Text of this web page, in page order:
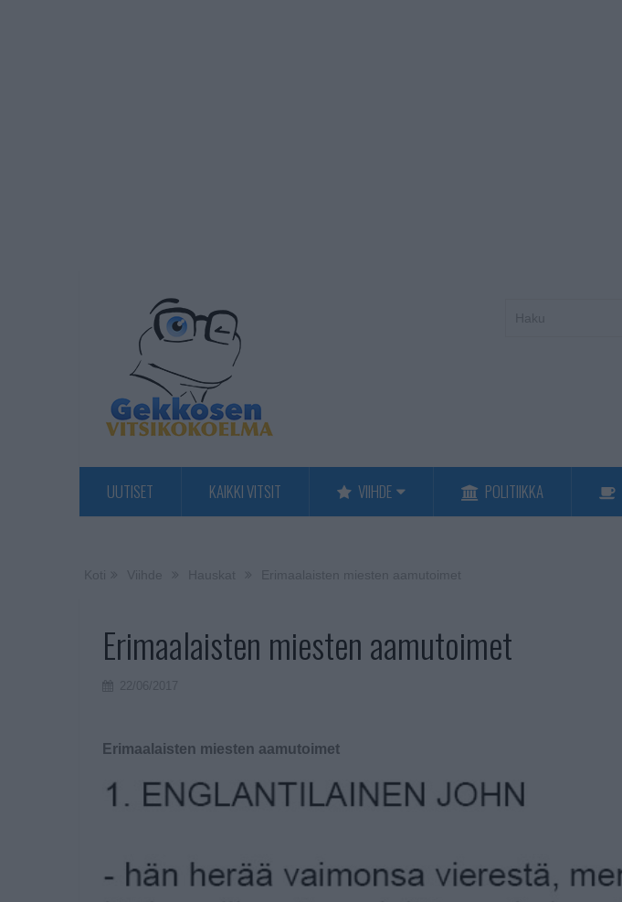
UUTISET KAIKKI VITSIT VIIHDE POLITIIKKA
Erimaalaisten miesten aamutoimet
Erimaalaisten miesten aamutoimet